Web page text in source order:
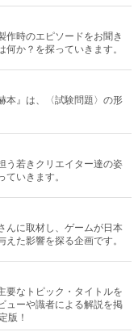
作時のエピソードをお聞き
か？を探っていきます。
本』は、〈試験問題〉の形
う若きクリエイター達の姿
いきます。
んに取材し、ゲームが日本
た影響を探る企画です。
要なトピック・タイトルを
ューや識者による解説を掲
版！